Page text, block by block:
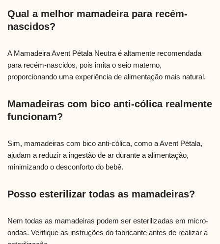
Qual a melhor mamadeira para recém-
nascidos?
A Mamadeira Avent Pétala Neutra é altamente recomendada
para recém-nascidos, pois imita o seio materno,
proporcionando uma experiência de alimentação mais natural.
Mamadeiras com bico anti-cólica realmente
funcionam?
Sim, mamadeiras com bico anti-cólica, como a Avent Pétala,
ajudam a reduzir a ingestão de ar durante a alimentação,
minimizando o desconforto do bebê.
Posso esterilizar todas as mamadeiras?
Nem todas as mamadeiras podem ser esterilizadas em micro-
ondas. Verifique as instruções do fabricante antes de realizar a